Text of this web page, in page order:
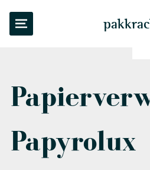
Papyrolux
TERUG NAAR OVERZICHT